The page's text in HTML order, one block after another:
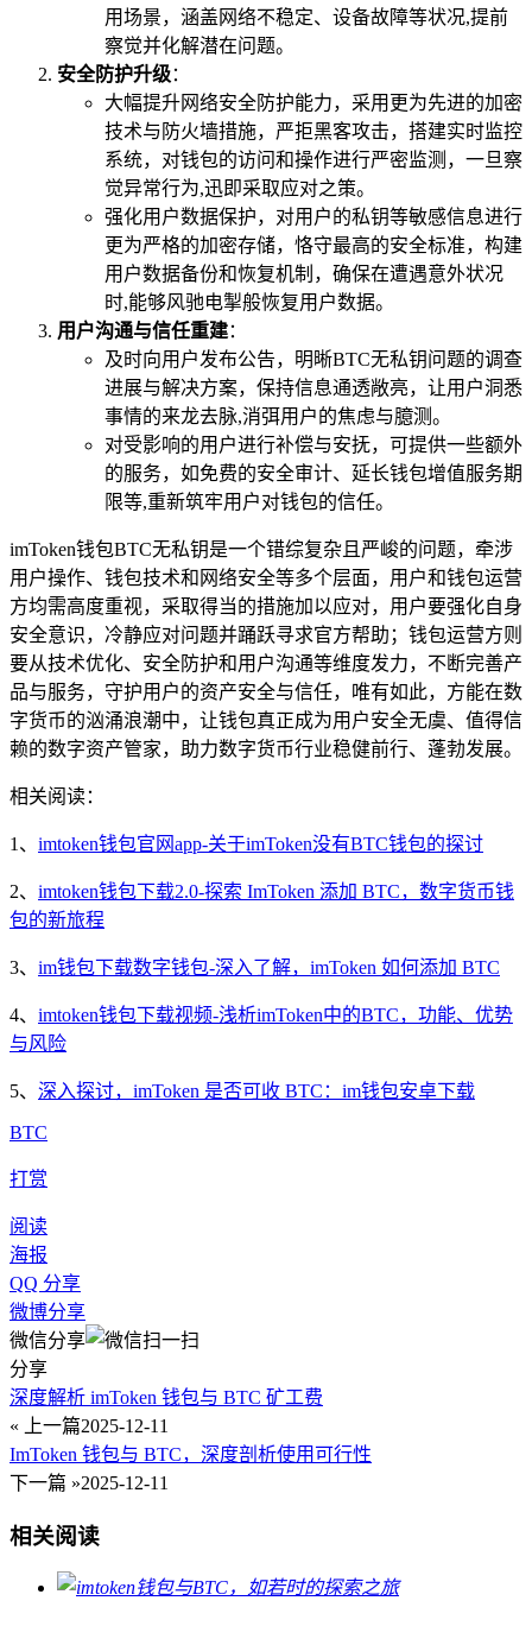
用场景，涵盖网络不稳定、设备故障等状况,提前
察觉并化解潜在问题。
安全防护升级：
大幅提升网络安全防护能力，采用更为先进的加密
技术与防火墙措施，严拒黑客攻击，搭建实时监控
系统，对钱包的访问和操作进行严密监测，一旦察
觉异常行为,迅即采取应对之策。
强化用户数据保护，对用户的私钥等敏感信息进行
更为严格的加密存储，恪守最高的安全标准，构建
用户数据备份和恢复机制，确保在遭遇意外状况
时,能够风驰电掣般恢复用户数据。
用户沟通与信任重建：
及时向用户发布公告，明晰BTC无私钥问题的调查
进展与解决方案，保持信息通透敞亮，让用户洞悉
事情的来龙去脉,消弭用户的焦虑与臆测。
对受影响的用户进行补偿与安抚，可提供一些额外
的服务，如免费的安全审计、延长钱包增值服务期
限等,重新筑牢用户对钱包的信任。
imToken钱包BTC无私钥是一个错综复杂且严峻的问题，牵涉
用户操作、钱包技术和网络安全等多个层面，用户和钱包运营
方均需高度重视，采取得当的措施加以应对，用户要强化自身
安全意识，冷静应对问题并踊跃寻求官方帮助；钱包运营方则
要从技术优化、安全防护和用户沟通等维度发力，不断完善产
品与服务，守护用户的资产安全与信任，唯有如此，方能在数
字货币的汹涌浪潮中，让钱包真正成为用户安全无虞、值得信
赖的数字资产管家，助力数字货币行业稳健前行、蓬勃发展。
相关阅读：
1、 imtoken钱包官网app-关于imToken没有BTC钱包的探讨
2、 imtoken钱包下载2.0-探索 ImToken 添加 BTC，数字货币钱
包的新旅程
3、 im钱包下载数字钱包-深入了解，imToken 如何添加 BTC
4、 imtoken钱包下载视频-浅析imToken中的BTC，功能、优势
与风险
5、 深入探讨，imToken 是否可收 BTC：im钱包安卓下载
BTC
打赏
阅读
海报
QQ 分享
微博分享
微信分享
分享
深度解析 imToken 钱包与 BTC 矿工费
« 上一篇2025-12-11
ImToken 钱包与 BTC，深度剖析使用可行性
下一篇 »2025-12-11
相关阅读